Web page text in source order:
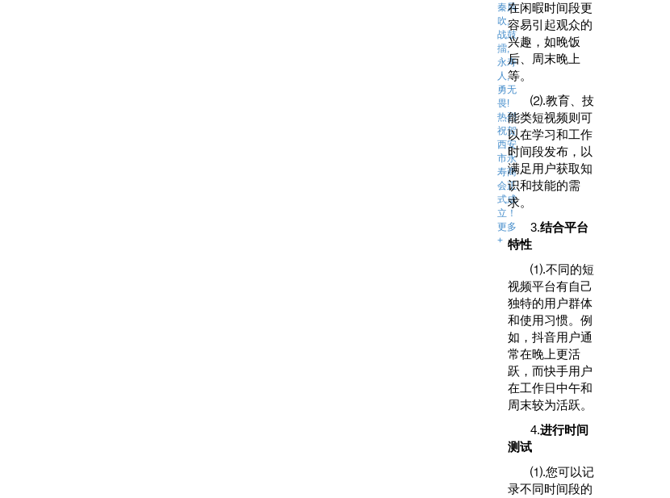
在闲暇时间段更
容易引起观众的
兴趣，如晚饭
后、周末晚上
等。
⑵.教育、技
能类短视频则可
以在学习和工作
时间段发布，以
满足用户获取知
识和技能的需
求。
3‌.结合平台
特性‌
⑴.不同的短
视频平台有自己
独特的用户群体
和使用习惯。例
如，抖音用户通
常在晚上更活
跃，而快手用户
在工作日中午和
周末较为活跃。
4‌.进行时间
测试‌
⑴.您可以记
录不同时间段的
秦风
吹,
战鼓
擂,
永寿
人,
勇无
畏!
热烈
祝贺
西安
市永
寿商
会正
式成
立！
更多
+